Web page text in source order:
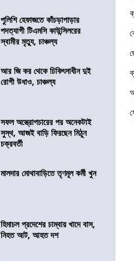
পুলিশি হেফাজতে কাঁচড়াপাড়ার
পদত্যাগী টিএমসি কাউন্সিলরের
স্বামীর মৃত্যু, চাঞ্চল্য
আর জি কর থেকে চিকিৎসাধীন দুই
রোগী উধাও, চাঞ্চল্য
সফল অস্ত্রোপচারের পর অনেকটাই
সুস্থ, আজই বাড়ি ফিরছেন মিঠুন
চক্রবর্তী
মালদার মোথাবাড়িতে তৃণমূল কর্মী খুন
হিমাচল প্রদেশের চাম্বায় খাদে বাস,
নিহত আট, আহত দশ